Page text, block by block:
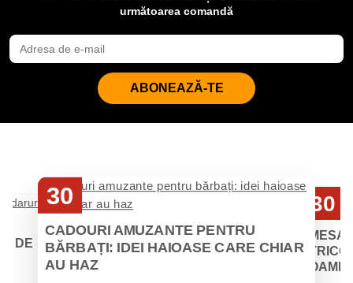
următoarea comandă
ABONEAZĂ-TE
DE
30
CADOURI AMUZANTE PENTRU
BĂRBAȚI: IDEI HAIOASE CARE CHIAR
AU HAZ
30